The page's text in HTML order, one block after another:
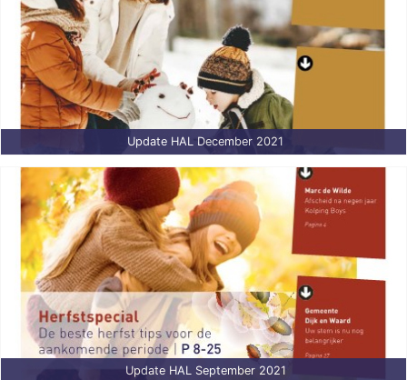
Update HAL December 2021
Update HAL September 2021